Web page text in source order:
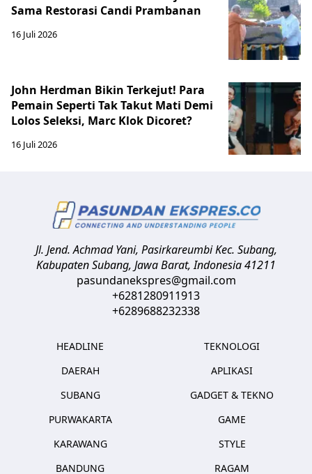
Sama Restorasi Candi Prambanan
16 Juli 2026
John Herdman Bikin Terkejut! Para
Pemain Seperti Tak Takut Mati Demi
Lolos Seleksi, Marc Klok Dicoret?
16 Juli 2026
Jl. Jend. Achmad Yani, Pasirkareumbi Kec. Subang,
Kabupaten Subang, Jawa Barat,Indonesia41211
pasundanekspres@gmail.com
+6281280911913
+6289688232338
HEADLINE
DAERAH
SUBANG
PURWAKARTA
KARAWANG
BANDUNG
TEKNOLOGI
APLIKASI
GADGET & TEKNO
GAME
STYLE
RAGAM